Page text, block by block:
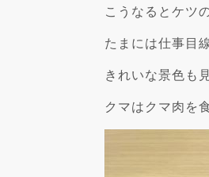
こうなるとケツ
たまには仕事目
きれいな景色も
クマはクマ肉を